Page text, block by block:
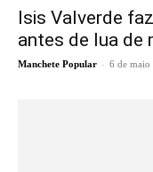
Isis Valverde
antes de lua de
Manchete Popular - 6 de maio